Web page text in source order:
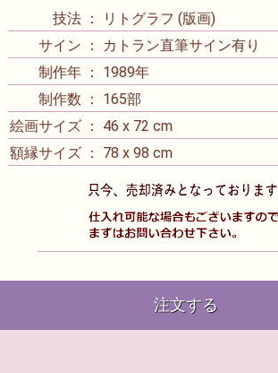
技法 ： リトグラフ (版画)
サイン ： カトラン直筆サイン有り
制作年 ： 1989年
制作数 ： 165部
絵画サイズ ： 46 x 72 cm
額縁サイズ ： 78 x 98 cm
注文する